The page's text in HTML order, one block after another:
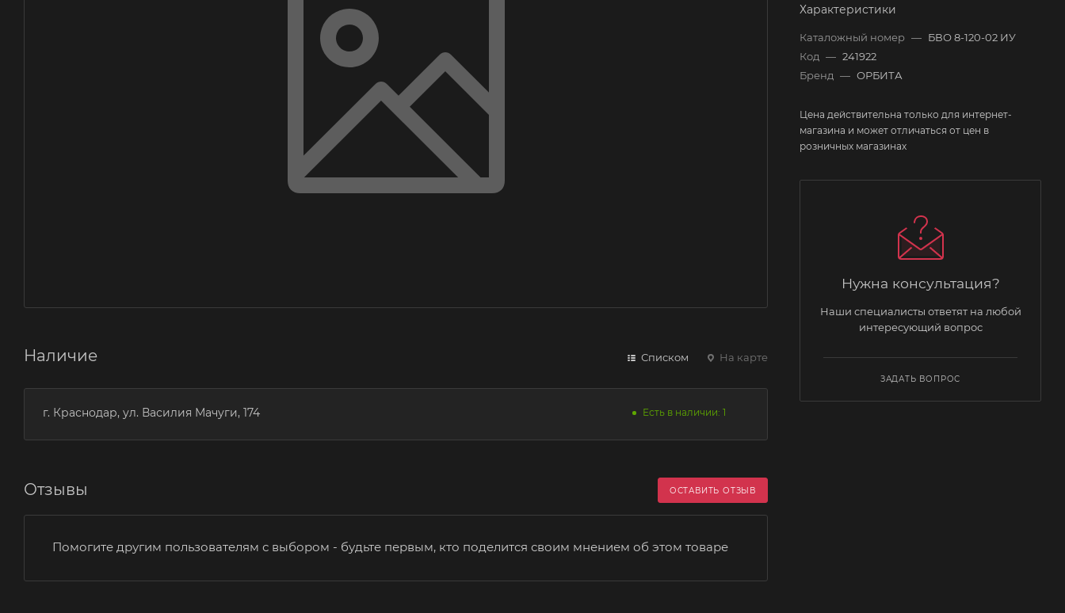
Наличие Списком На карте
г. Краснодар, ул. Василия Мачуги, 174 Есть в наличии: 1
Отзывы ОСТАВИТЬ ОТЗЫВ
Помогите другим пользователям с выбором - будьте первым, кто поделится своим мнением об этом товаре
Характеристики
Каталожный номер — БВО 8-120-02 ИУ
Код — 241922
Бренд — ОРБИТА
Цена действительна только для интернет-
магазина и может отличаться от цен в
розничных магазинах
Нужна консультация?
Наши специалисты ответят на любой
интересующий вопрос
ЗАДАТЬ ВОПРОС